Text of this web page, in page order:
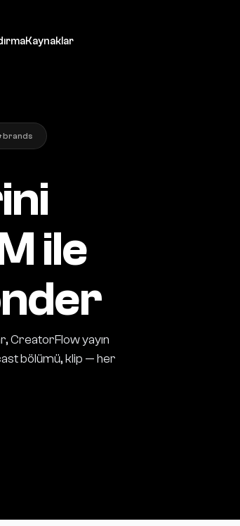
Kaynaklar
brands
ile
CreatorFlow yayın
bölümü, klip — her